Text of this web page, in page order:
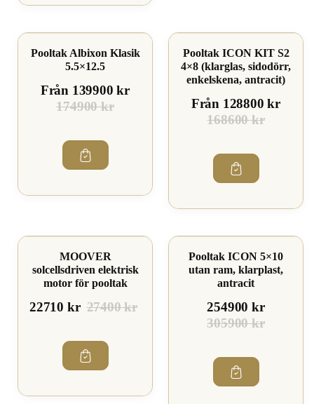
Pooltak Albixon Klasik
5.5×12.5
Från 139900 kr
174900 kr
Spara 23%
Pooltak ICON KIT S2
4×8 (klarglas, sidodörr,
enkelskena, antracit)
Från 128800 kr
168600 kr
MOOVER
solcellsdriven elektrisk
motor för pooltak
22710 kr 27400 kr
Pooltak ICON 5×10
utan ram, klarplast,
antracit
254900 kr
305900 kr